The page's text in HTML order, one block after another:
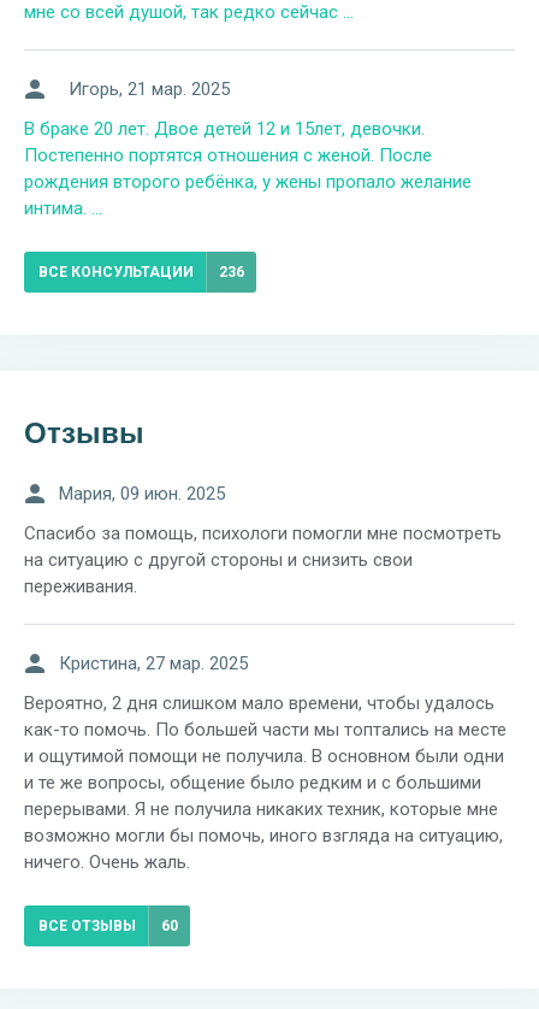
мне со всей душой, так редко сейчас ...
Игорь, 21 мар. 2025
В браке 20 лет. Двое детей 12 и 15лет, девочки.
Постепенно портятся отношения с женой. После
рождения второго ребёнка, у жены пропало желание
интима. ...
ВСЕ КОНСУЛЬТАЦИИ 236
Отзывы
Мария, 09 июн. 2025
Спасибо за помощь, психологи помогли мне посмотреть
на ситуацию с другой стороны и снизить свои
переживания.
Кристина, 27 мар. 2025
Вероятно, 2 дня слишком мало времени, чтобы удалось
как-то помочь. По большей части мы топтались на месте
и ощутимой помощи не получила. В основном были одни
и те же вопросы, общение было редким и с большими
перерывами. Я не получила никаких техник, которые мне
возможно могли бы помочь, иного взгляда на ситуацию,
ничего. Очень жаль.
ВСЕ ОТЗЫВЫ 60